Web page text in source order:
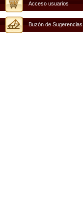
Acceso usuarios
Buzón de Sugerencias